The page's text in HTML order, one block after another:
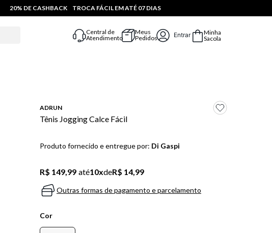
20% DE CASHBACK TROCA FÁCIL EM ATÉ 07 DIAS
Central de
Atendimento
Meus
Pedidos
Entrar
Minha
Sacola
ADRUN
Tênis Jogging Calce Fácil
Produto fornecido e entregue por: Di Gaspi
R$ 149,99 até10xdeR$ 14,99
Outras formas de pagamento e parcelamento
Cor